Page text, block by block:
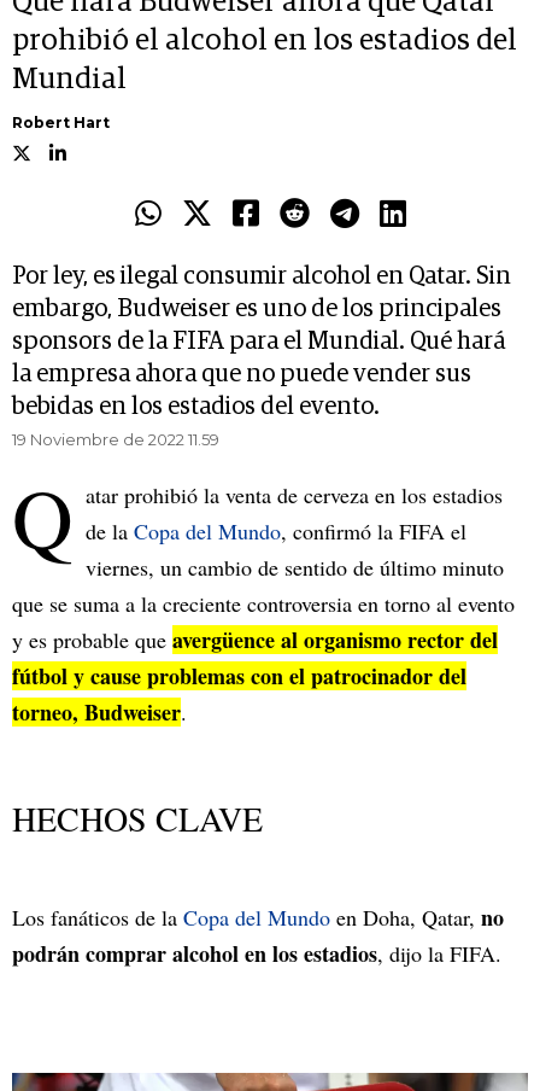
prohibió el alcohol en los estadios del
Mundial
Robert Hart
Por ley, es ilegal consumir alcohol en Qatar. Sin
embargo, Budweiser es uno de los principales
sponsors de la FIFA para el Mundial. Qué hará
la empresa ahora que no puede vender sus
bebidas en los estadios del evento.
19 Noviembre de 2022 11.59
Q atar prohibió la venta de cerveza en los estadios
de la Copa del Mundo, confirmó la FIFA el
viernes, un cambio de sentido de último minuto
que se suma a la creciente controversia en torno al evento
y es probable que avergüence al organismo rector del
fútbol y cause problemas con el patrocinador del
torneo, Budweiser.
HECHOS CLAVE
Los fanáticos de la Copa del Mundo en Doha, Qatar, no
podrán comprar alcohol en los estadios, dijo la FIFA.